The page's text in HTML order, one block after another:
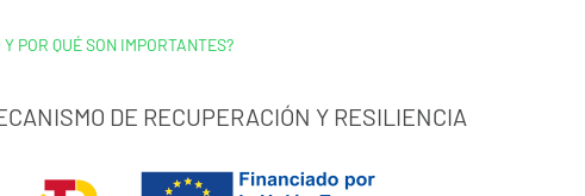
POR QUÉ SON IMPORTANTES?
DE RECUPERACIÓN Y RESILIENCIA